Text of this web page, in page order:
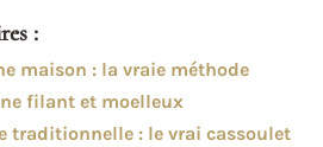
:
maison : la vraie méthode
filant et moelleux
traditionnelle : le vrai cassoulet